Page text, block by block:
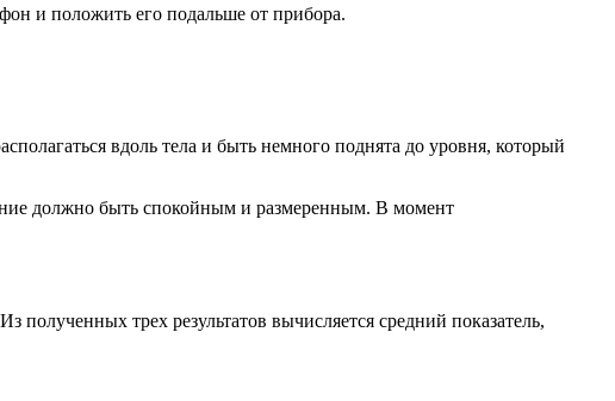
и положить его подальше от прибора.
вдоль тела и быть немного поднята до уровня, который
должно быть спокойным и размеренным. В момент
полученных трех результатов вычисляется средний показатель,